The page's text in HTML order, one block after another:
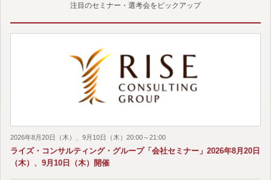
注目のセミナー・選考会をピックアップ
2026年8月20日（木）、9月10日（木）20:00～21:00
ライズ・コンサルティング・グループ「会社セミナー」2026年8月20日
（木）、9月10日（木）開催